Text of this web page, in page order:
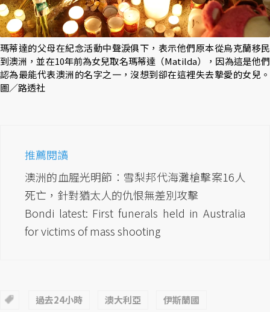
瑪蒂達的父母在紀念活動中聲淚俱下，表示他們原本從烏克蘭移民
到澳洲，並在10年前為女兒取名瑪蒂達（Matilda），因為這是他們
認為最能代表澳洲的名字之一，沒想到卻在這裡失去摯愛的女兒。
圖／路透社
推薦閱讀
澳洲的血腥光明節：雪梨邦代海灘槍擊案16人
死亡，針對猶太人的仇恨無差別攻擊
Bondi latest: First funerals held in Australia
for victims of mass shooting
過去24小時 澳大利亞 伊斯蘭國